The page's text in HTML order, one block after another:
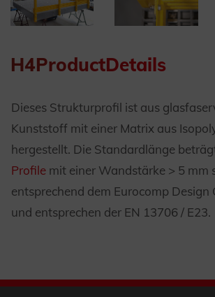
H4ProductDetails
Dieses Strukturprofil ist aus
Kunststoff mit einer Matrix aus
hergestellt. Die Standardlänge
Profile mit einer Wandstärke > 5 mm
entsprechend dem Eurocomp Design
und entsprechen der EN 13706 / E23.